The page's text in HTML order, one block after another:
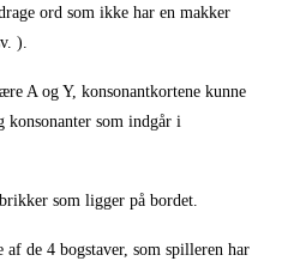
ord som ikke har en makker
).
A og Y, konsonantkortene kunne
som indgår i
som ligger på bordet.
de 4 bogstaver, som spilleren har